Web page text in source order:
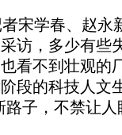
学春、赵永
访，多少有些
看不到壮观的
段的科技人文
路子，不禁让